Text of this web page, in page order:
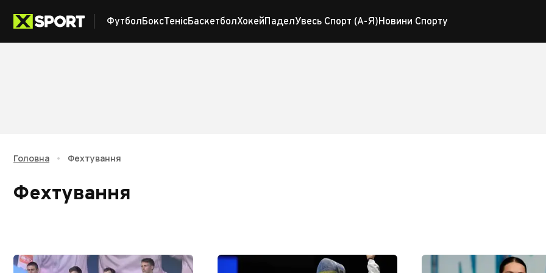
ФутболБоксТенісБаскетболХокейПаделУвесь Спорт (А-Я)Новини Спорту
Головна • Фехтування
Фехтування